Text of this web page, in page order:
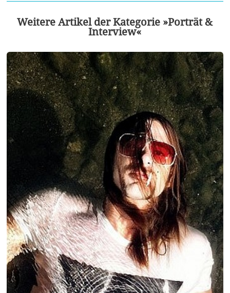
Weitere Artikel der Kategorie »Porträt &
Interview«